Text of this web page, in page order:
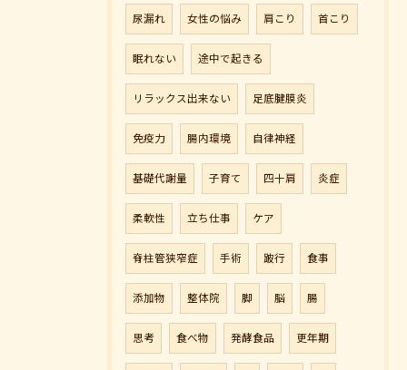
尿漏れ 女性の悩み 肩こり 首こり
眠れない 途中で起きる
リラックス出来ない 足底腱膜炎
免疫力 腸内環境 自律神経
基礎代謝量 子育て 四十肩 炎症
柔軟性 立ち仕事 ケア
脊柱管狭窄症 手術 跛行 食事
添加物 整体院 脚 脳 腸
思考 食べ物 発酵食品 更年期
ご予約はこちら